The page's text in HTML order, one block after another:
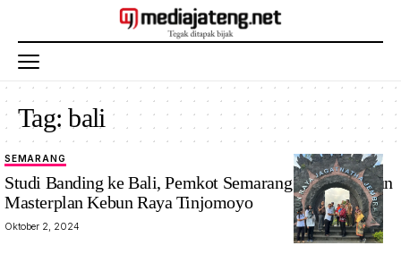
Tag:bali
SEMARANG
Studi Banding ke Bali, Pemkot Semarang Sedang Susun
Masterplan Kebun Raya Tinjomoyo
Oktober 2, 2024